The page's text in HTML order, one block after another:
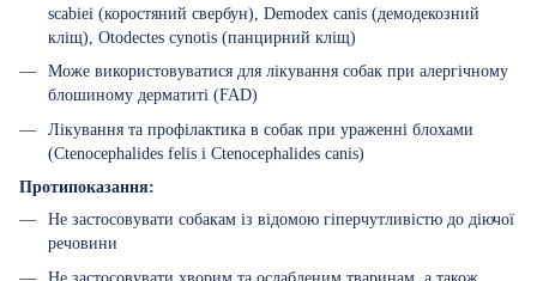
scabiei (коростяний свербун), Demodex canis (демодекозний
кліщ), Otodectes cynotis (панцирний кліщ)
Може використовуватися для лікування собак при алергічному
блошиному дерматиті (FAD)
Лікування та профілактика в собак при ураженні блохами
(Ctenocephalides felis і Ctenocephalides canis)
Протипоказання:
Не застосовувати собакам із відомою гіперчутливістю до діючої
речовини